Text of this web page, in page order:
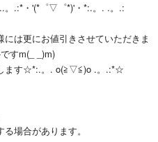
。.:*・'(*゜▽゜*)'・*:.。. .。.:
は更にお値引きさせていただきま
すm(_ _)m)
ます☆*:.。. o(≧▽≦)o .。.:*☆
場合があります。